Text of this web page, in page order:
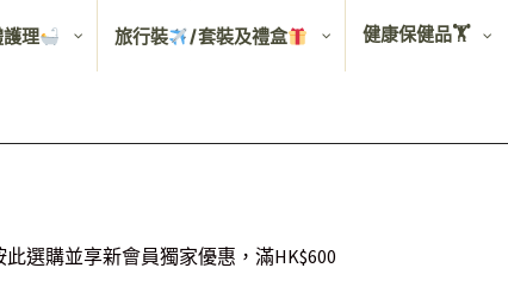
理 旅行裝 /套裝及禮盒 健康保健品🏋️
選購並享新會員獨家優惠，滿HK$600